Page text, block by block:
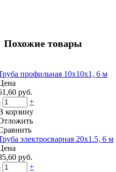
Похожие товары
профильная 10x10x1, 6 м
руб.
+
корзину
электросварная 20x1.5, 6 м
руб.
+